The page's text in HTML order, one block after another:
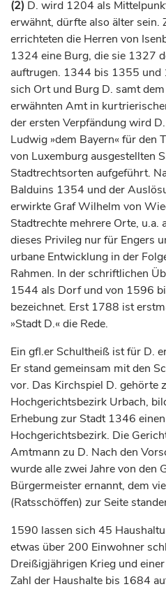
(2) D. wird 1204 als
erwähnt, dürfte also älter sein.
errichteten die Herren von
1324 eine Burg, die sie 1327
auftrugen. 1344 bis 1355
sich Ort und Burg D. samt
erwähnten Amt in
der ersten Verpfändung wird
Ludwig »dem Bayern« für den
von Luxemburg ausgestellten
Stadtrechtsorten aufgeführt.
Balduins 1354 und der
erwirkte GrafWilhelm von
Stadtrechte mehrere Orte,
dieses Privileg nur für Engers
urbane Entwicklung in der
Rahmen. In der schriftlichen
1544 als Dorf und von 1596
bezeichnet. Erst 1788 ist
»Stadt D.« die Rede.
Ein gfl.er Schultheiß ist für D.
Er stand gemeinsam mit den
vor. Das Kirchspiel D. gehörte
Hochgerichtsbezirk Urbach,
Erhebung zur Stadt 1346
Hochgerichtsbezirk. Die
Amtmann zu D. Nach den
wurde alle zwei Jahre von den
Bürgermeister ernannt, dem
(Ratsschöffen) zur Seite
1590 lassen sich 45
etwas über 200 Einwohner
Dreißigjährigen Krieg und
Zahl der Haushalte bis 1684